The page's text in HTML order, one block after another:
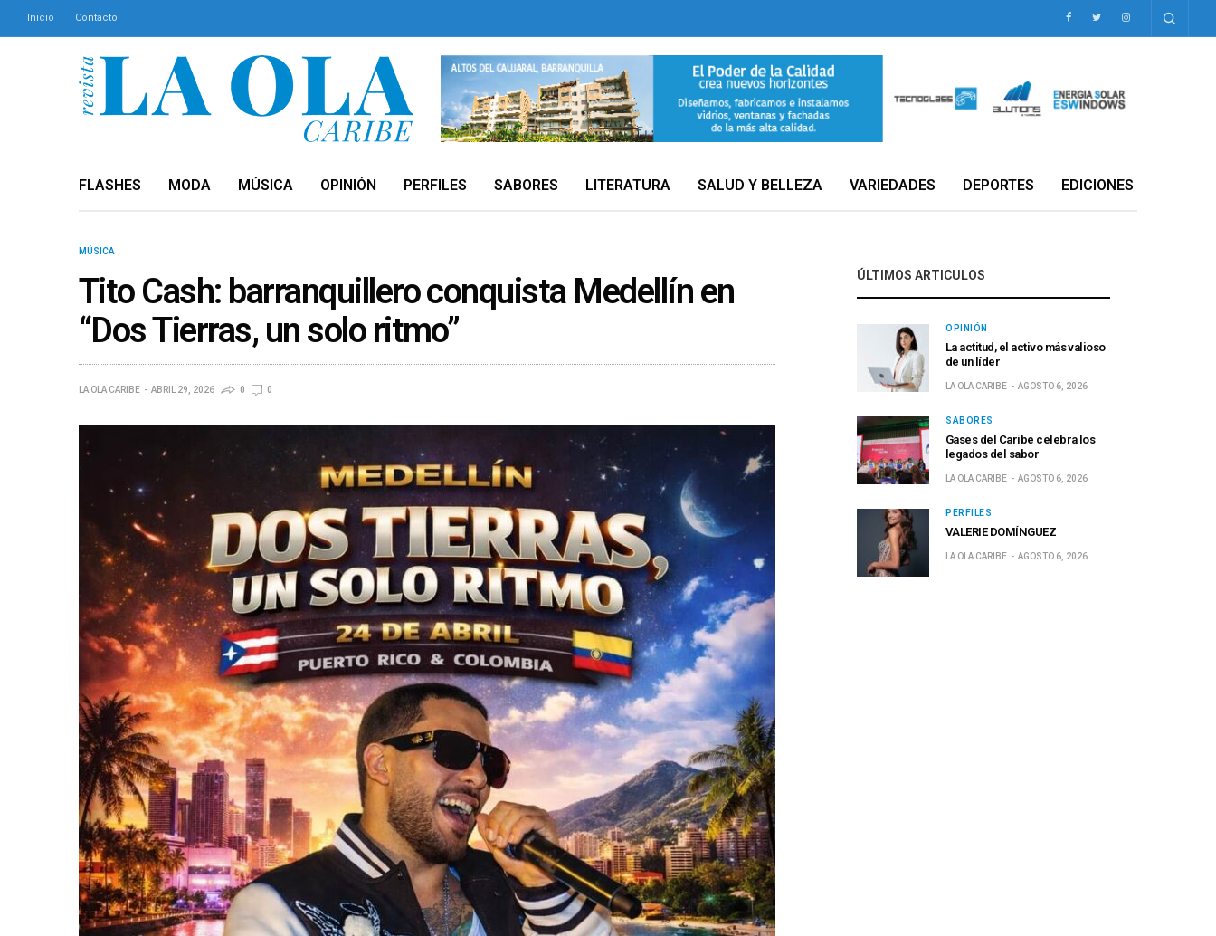
Inicio Contacto
FLASHES MODA MÚSICA OPINIÓN PERFILES SABORES LITERATURA SALUD Y BELLEZA VARIEDADES DEPORTES EDICIONES
MÚSICA
Tito Cash: barranquillero conquista Medellín en
“Dos Tierras, un solo ritmo”
LA OLA CARIBE ABRIL 29, 2026 0 0
ÚLTIMOS ARTICULOS
OPINIÓN
La actitud, el activo más valioso
de un líder
LA OLA CARIBE AGOSTO 6, 2026
SABORES
Gases del Caribe celebra los
legados del sabor
LA OLA CARIBE AGOSTO 6, 2026
PERFILES
VALERIE DOMÍNGUEZ
LA OLA CARIBE AGOSTO 6, 2026